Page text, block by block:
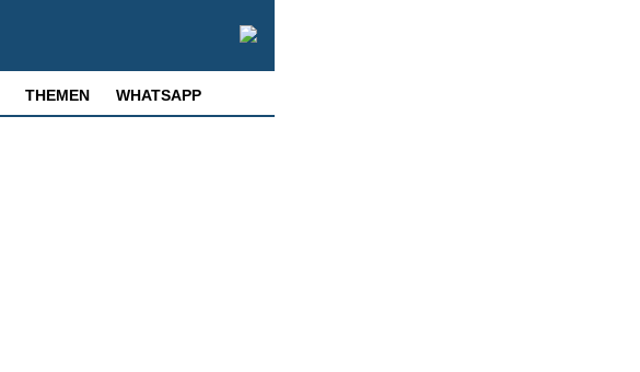
THEMEN WHATSAPP